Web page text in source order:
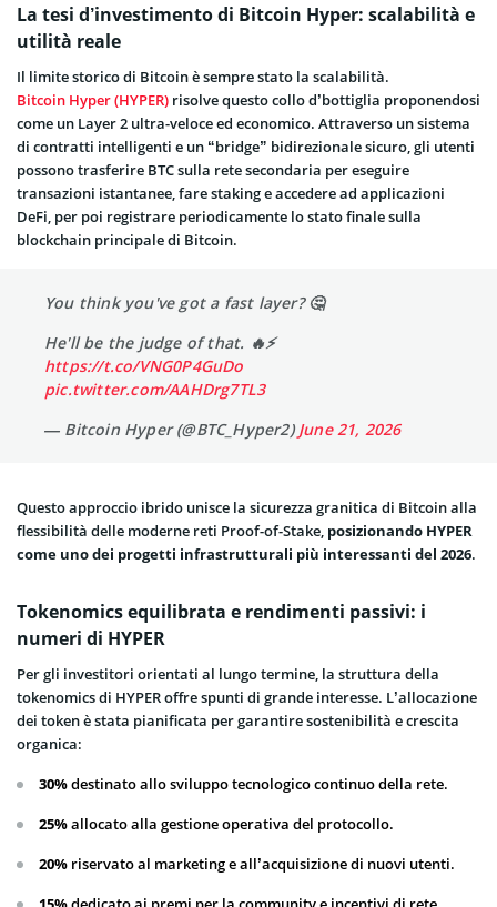
La tesi d’investimento di Bitcoin Hyper: scalabilità e
utilità reale
Il limite storico di Bitcoin è sempre stato la scalabilità.
Bitcoin Hyper (HYPER) risolve questo collo d’bottiglia proponendosi
come un Layer 2 ultra-veloce ed economico. Attraverso un sistema
di contratti intelligenti e un “bridge” bidirezionale sicuro, gli utenti
possono trasferire BTC sulla rete secondaria per eseguire
transazioni istantanee, fare staking e accedere ad applicazioni
DeFi, per poi registrare periodicamente lo stato finale sulla
blockchain principale di Bitcoin.
You think you've got a fast layer? 🤔
He'll be the judge of that. 🔥⚡️
https://t.co/VNG0P4GuDo
pic.twitter.com/AAHDrg7TL3
— Bitcoin Hyper (@BTC_Hyper2)June 21, 2026
Questo approccio ibrido unisce la sicurezza granitica di Bitcoin alla
flessibilità delle moderne reti Proof-of-Stake, posizionando HYPER
come uno dei progetti infrastrutturali più interessanti del 2026.
Tokenomics equilibrata e rendimenti passivi: i
numeri di HYPER
Per gli investitori orientati al lungo termine, la struttura della
tokenomics di HYPER offre spunti di grande interesse. L’allocazione
dei token è stata pianificata per garantire sostenibilità e crescita
organica:
30%destinato allo sviluppo tecnologico continuo della rete.
25%allocato alla gestione operativa del protocollo.
20% riservato al marketing e all’acquisizione di nuovi utenti.